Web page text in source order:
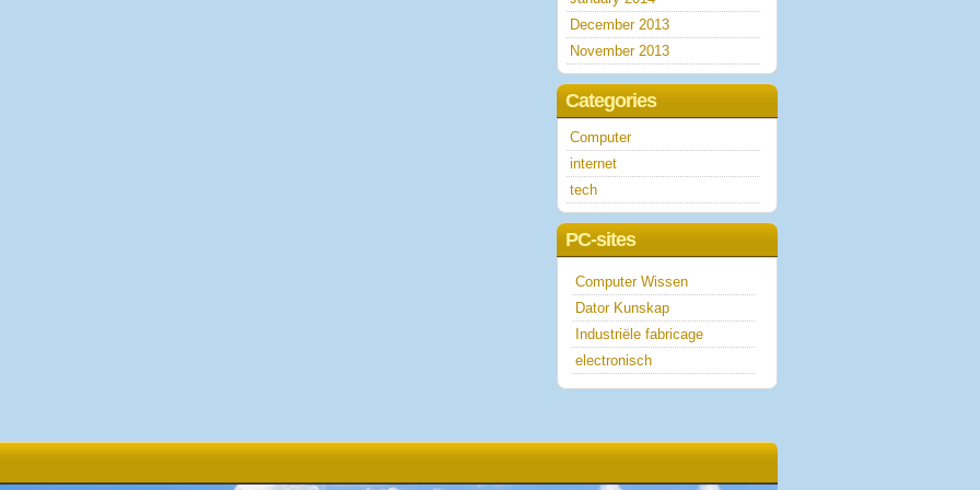
December 2013
November 2013
Categories
Computer
internet
tech
PC-sites
Computer Wissen
Dator Kunskap
Industriële fabricage
electronisch